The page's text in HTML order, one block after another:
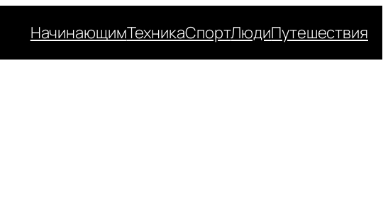
НачинающимТехникаСпортЛюдиПутешествия